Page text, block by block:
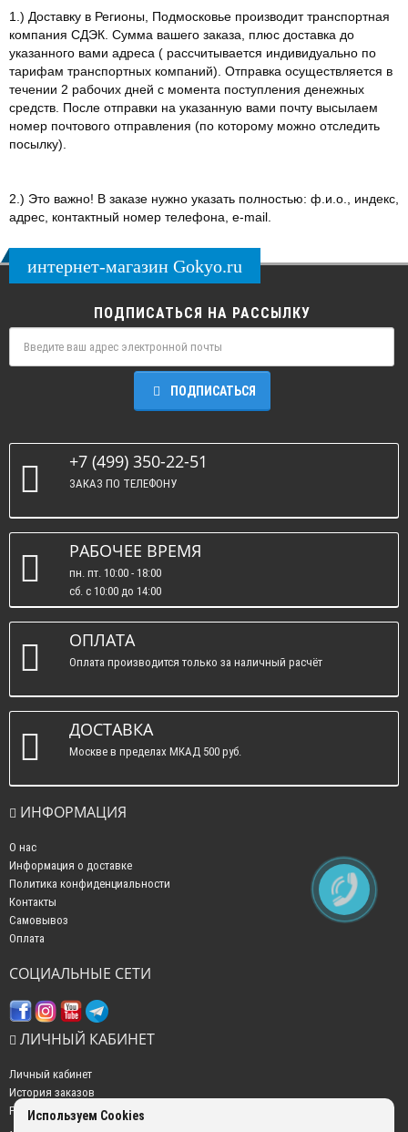
1.) Доставку в Регионы, Подмосковье производит транспортная
компания СДЭК. Сумма вашего заказа, плюс доставка до
указанного вами адреса ( рассчитывается индивидуально по
тарифам транспортных компаний). Отправка осуществляется в
течении 2 рабочих дней с момента поступления денежных
средств. После отправки на указанную вами почту высылаем
номер почтового отправления (по которому можно отследить
посылку).
2.) Это важно! В заказе нужно указать полностью: ф.и.о., индекс,
адрес, контактный номер телефона, e-mail.
интернет-магазин Gokyo.ru
ПОДПИСАТЬСЯ НА РАССЫЛКУ
ПОДПИСАТЬСЯ
+7 (499) 350-22-51
ЗАКАЗ ПО ТЕЛЕФОНУ
РАБОЧЕЕ ВРЕМЯ
пн. пт. 10:00 - 18:00
сб. c 10:00 до 14:00
вс. : выходные.
ОПЛАТА
Оплата производится только за наличный расчёт
ДОСТАВКА
Москве в пределах МКАД 500 руб.
ИНФОРМАЦИЯ
О нас
Информация о доставке
Политика конфиденциальности
Контакты
Самовывоз
Оплата
СОЦИАЛЬНЫЕ СЕТИ
ЛИЧНЫЙ КАБИНЕТ
Личный кабинет
История заказов
Рассылка новостей
Используем Cookies